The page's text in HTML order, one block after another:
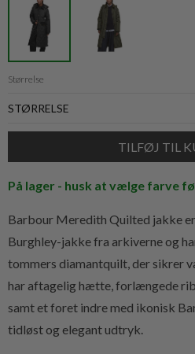
Størrelse
På lager - husk at vælge farve
Barbour Meredith Quilted jakke
Burghley-jakke fra arkiverne og
tommers diamantquilt, der sikrer
har aftagelig hætte, forlængede
samt et foret indre med ikonisk
tidløst og elegant udtryk.